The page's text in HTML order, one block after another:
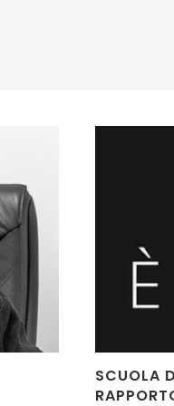
SCUOLA